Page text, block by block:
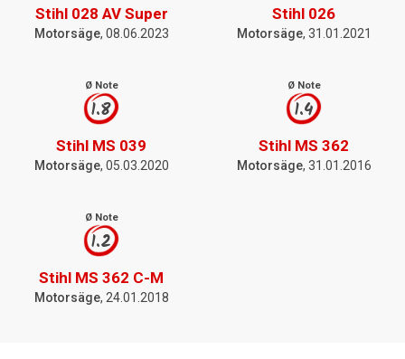
Stihl 028 AV Super
Motorsäge, 08.06.2023
Stihl 026
Motorsäge, 31.01.2021
Ø Note
1.8
Stihl MS 039
Motorsäge, 05.03.2020
Ø Note
1.4
Stihl MS 362
Motorsäge, 31.01.2016
Ø Note
1.2
Stihl MS 362 C-M
Motorsäge, 24.01.2018